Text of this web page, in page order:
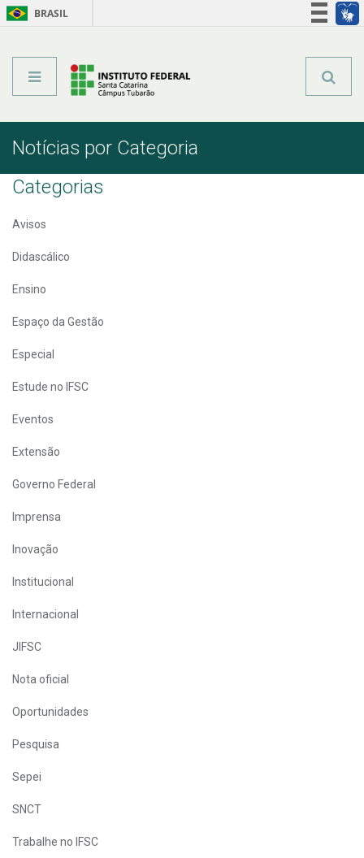
BRASIL
Notícias por Categoria
Categorias
Avisos
Didascálico
Ensino
Espaço da Gestão
Especial
Estude no IFSC
Eventos
Extensão
Governo Federal
Imprensa
Inovação
Institucional
Internacional
JIFSC
Nota oficial
Oportunidades
Pesquisa
Sepei
SNCT
Trabalhe no IFSC